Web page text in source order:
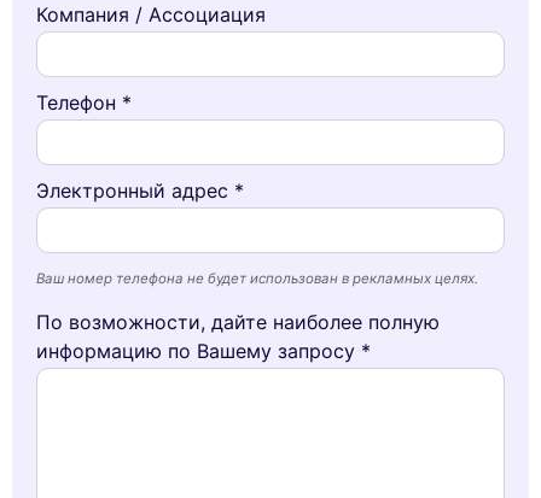
Компания / Ассоциация
Телефон *
Электронный адрес *
Ваш номер телефона не будет использован в рекламных целях.
По возможности, дайте наиболее полную
информацию по Вашему запросу *